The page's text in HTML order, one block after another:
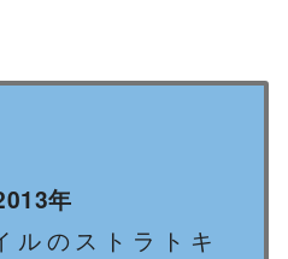
年
のストラトキ